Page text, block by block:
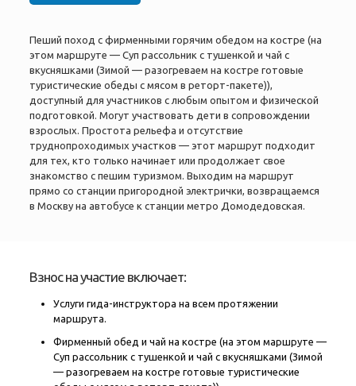
Пеший поход с фирменными горячим обедом на костре (на
этом маршруте — Суп рассольник с тушенкой и чай с
вкусняшками (Зимой — разогреваем на костре готовые
туристические обеды с мясом в реторт-пакете)),
доступный для участников с любым опытом и физической
подготовкой. Могут участвовать дети в сопровождении
взрослых. Простота рельефа и отсутствие
труднопроходимых участков — этот маршрут подходит
для тех, кто только начинает или продолжает свое
знакомство с пешим туризмом. Выходим на маршрут
прямо со станции пригородной электрички, возвращаемся
в Москву на автобусе к станции метро Домодедовская.
Взнос на участие включает:
Услуги гида-инструктора на всем протяжении
маршрута.
Фирменный обед и чай на костре (на этом маршруте —
Суп рассольник с тушенкой и чай с вкусняшками (Зимой
— разогреваем на костре готовые туристические